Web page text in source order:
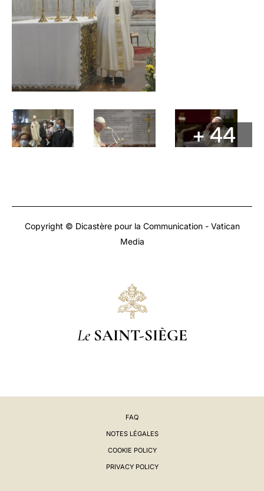
+ 44
Copyright © Dicastère pour la Communication - Vatican
Media
Le SAINT-SIÈGE
FAQ
NOTES LÉGALES
COOKIE POLICY
PRIVACY POLICY